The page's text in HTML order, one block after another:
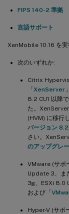
FIPS 140-2 準拠
言語サポート
XenMobile 10.16 を実
次のいずれか:
Citrix
「XenServer
8.2 CU1 以降
た。
(HVM) に移行
バージョン 8.2
さい。
のアップグレ
VMware (サポ
Update 3、ま
3g、ESXi 8.0
および「
Hyper-V (サポ